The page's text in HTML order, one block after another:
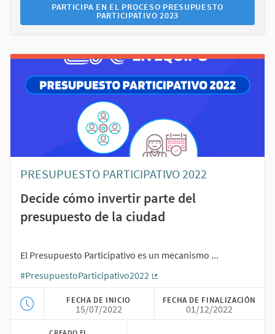
PARTICIPA EN EL PROCESO PRESUPUESTO
PARTICIPA EN EL PROCESO PRESUPUESTO
PARTICIPATIVO 2023
PRESUPUESTO PARTICIPATIVO 2022
Decide cómo invertir parte del
presupuesto de la ciudad
El Presupuesto Participativo es un mecanismo ...
#PresupuestoParticipativo2022
FECHA DE INICIO
15/07/2022
FECHA DE FINALIZACIÓN
01/12/2022